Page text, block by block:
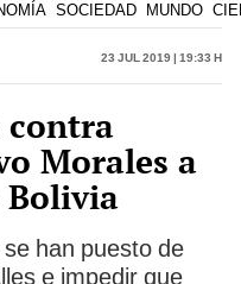
SOCIEDAD MUNDO
23 Jul 2019 | 19:33 h
contra
Morales a
Bolivia
han puesto de
e impedir que